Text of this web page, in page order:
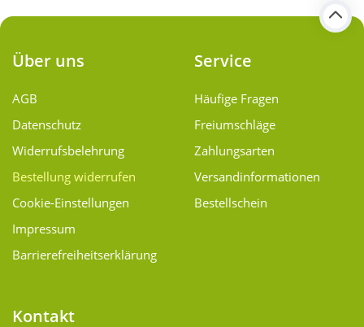
Über uns
AGB
Datenschutz
Widerrufsbelehrung
Bestellung widerrufen
Cookie-Einstellungen
Impressum
Barrierefreiheitserklärung
Service
Häufige Fragen
Freiumschläge
Zahlungsarten
Versand­informationen
Bestellschein
Kontakt